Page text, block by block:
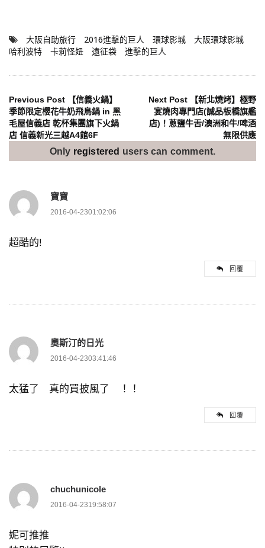
大阪自助旅行 2016進擊的巨人 環球影城
大阪環球影城
哈利波特
卡莉怪妞 遠征袋 進擊的巨人
文
章
Previous Post 【信義火鍋】
季節限定櫻花牛奶飛鳥鍋 in 黑
毛屋信義店 乾杯集團旗下火鍋
店 信義新光三越A4館6F
Next Post 【新北燒烤】極野
宴燒肉專門店(誠品板橋旗艦
店)！蔥鹽牛舌/澳洲和牛/啤酒
無限供應
Only registered users can comment.
寶寶
2016-04-2301:02:06
超酷的!
回覆
奧斯汀的日光
2016-04-2303:41:46
太猛了 真的買披風了 ！！
回覆
chuchunicole
2016-04-2319:58:07
妮可推推